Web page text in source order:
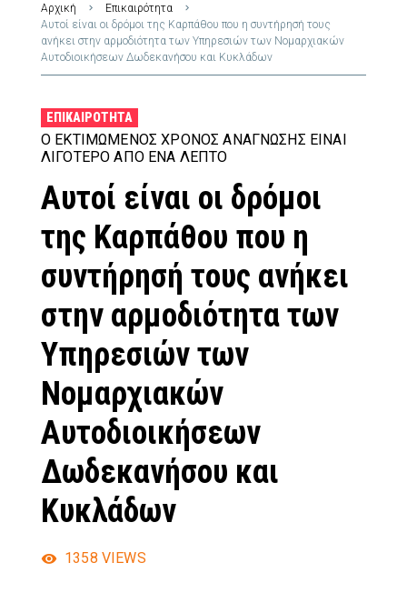
Αρχική
Επικαιρότητα
Αυτοί είναι οι δρόμοι της Καρπάθου που η συντήρησή τους
ανήκει στην αρμοδιότητα των Υπηρεσιών των Νομαρχιακών
Αυτοδιοικήσεων Δωδεκανήσου και Κυκλάδων
ΕΠΙΚΑΙΡΌΤΗΤΑ
Ο ΕΚΤΙΜΏΜΕΝΟΣ ΧΡΌΝΟΣ ΑΝΆΓΝΩΣΗΣ ΕΊΝΑΙ
ΛΙΓΌΤΕΡΟ ΑΠΌ ΈΝΑ ΛΕΠΤΌ
Αυτοί είναι οι δρόμοι
της Καρπάθου που η
συντήρησή τους ανήκει
στην αρμοδιότητα των
Υπηρεσιών των
Νομαρχιακών
Αυτοδιοικήσεων
Δωδεκανήσου και
Κυκλάδων
1358 VIEWS